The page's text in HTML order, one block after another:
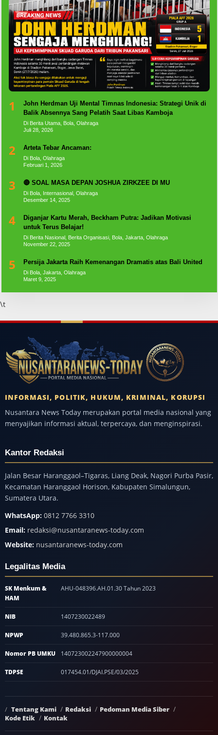
1
John Herdman Uji Mental Timnas Indonesia: Strategi Unik di
Balik Absennya Sang Pelatih Saat Libas Kamboja
Di Berita Utama, Bola, Olahraga
Juli 28, 2026
2 Arteta Tebar Ancaman:
Di Bola, Olahraga
Februari 1, 2026
3 🔴 SOAL MASA DEPAN JOSHUA ZIRKZEE DI MU
Di Bola, Internasional, Olahraga
Desember 14, 2025
4
Diganjar Kartu Merah, Beckham Putra: Jadikan Motivasi
untuk Terus Belajar!
Di Berita Nasional, Berita Organisasi, Bola, Jakarta, Olahraga
November 22, 2025
5 Persija Jakarta Raih Kemenangan Dramatis atas Bali United
Di Bola, Jakarta, Olahraga
Maret 9, 2025
\t
INFORMASI, POLITIK, HUKUM, KRIMINAL, KORUPSI
Nusantara News Today merupakan portal media nasional yang
menyajikan informasi aktual, terpercaya, dan menginspirasi.
Kantor Redaksi
Jalan Besar Haranggaol–Tigaras, Liang Deak, Nagori Purba Pasir,
Kecamatan Haranggaol Horison, Kabupaten Simalungun,
Sumatera Utara.
WhatsApp: 0812 7766 3310
Email: redaksi@nusantaranews-today.com
Website: nusantaranews-today.com
Legalitas Media
SK Menkum &
HAM
AHU-048396.AH.01.30 Tahun 2023
NIB 1407230022489
NPWP 39.480.865.3-117.000
Nomor PB UMKU 140723002247900000004
TDPSE 017454.01/DJAI.PSE/03/2025
Tentang Kami Redaksi
Pedoman Media Siber
Kode Etik
Kontak